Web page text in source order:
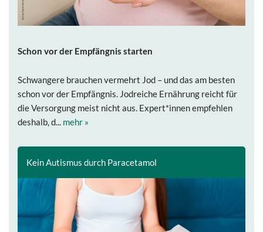
Schon vor der Empfängnis starten
Schwangere brauchen vermehrt Jod – und das am besten
schon vor der Empfängnis. Jodreiche Ernährung reicht für
die Versorgung meist nicht aus. Expert*innen empfehlen
deshalb, d... mehr »
Kein Autismus durch Paracetamol